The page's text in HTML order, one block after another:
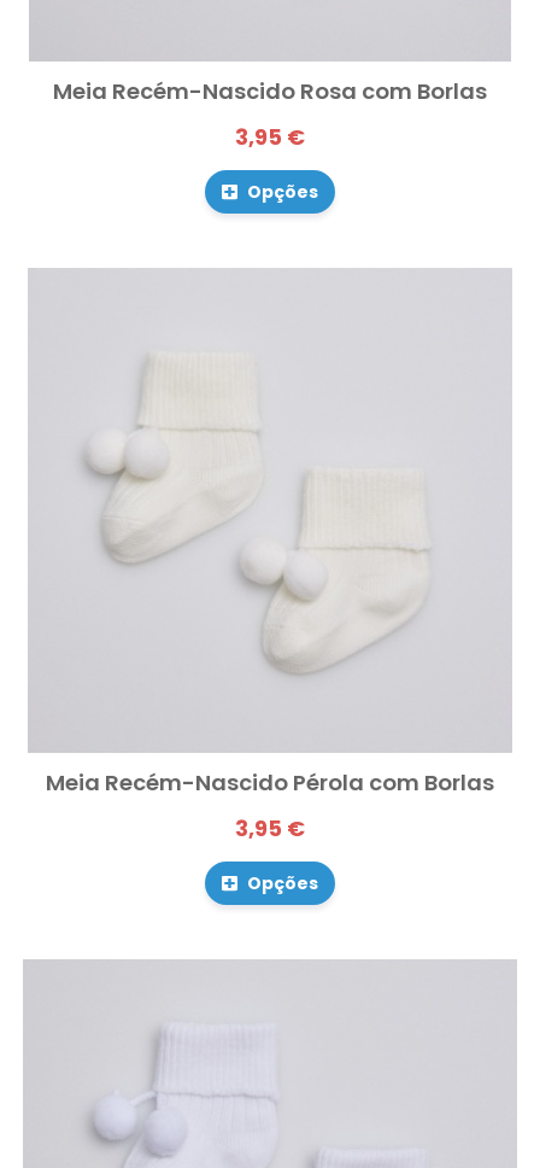
Meia Recém-Nascido Rosa com Borlas
3,95 €
Opções
Meia Recém-Nascido Pérola com Borlas
3,95 €
Opções